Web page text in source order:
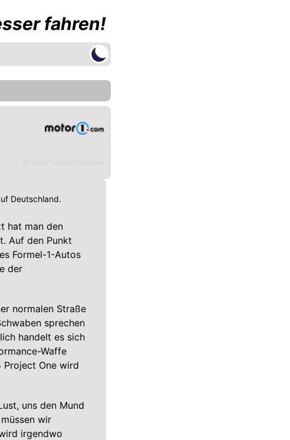
fahren!
Deutschland.
hat man den
Auf den Punkt
Formel-1-Autos
der
normalen Straße
sprechen
handelt es sich
Waffe
Project One wird
uns den Mund
wir
irgendwo